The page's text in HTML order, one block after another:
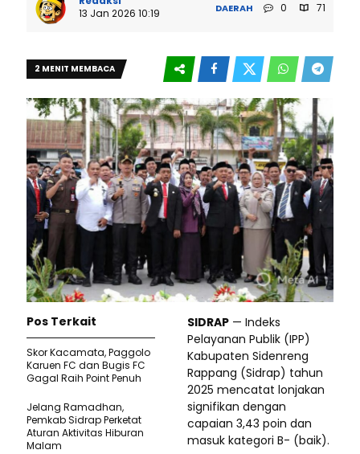
13 Jan 2026 10:19
DAERAH 0 71
2 MENIT MEMBACA
SIDRAP — Indeks
Pelayanan Publik (IPP)
Kabupaten Sidenreng
Rappang (Sidrap) tahun
2025 mencatat lonjakan
signifikan dengan
capaian 3,43 poin dan
masuk kategori B- (baik).
Pos Terkait
Skor Kacamata, Paggolo
Karuen FC dan Bugis FC
Gagal Raih Point Penuh
Jelang Ramadhan,
Pemkab Sidrap Perketat
Aturan Aktivitas Hiburan
Malam